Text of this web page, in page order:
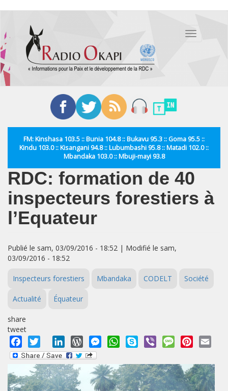
contenu
principal
Toggle
FM: Kinshasa 103.5 :: Bunia 104.8 :: Bukavu 95.3 :: Goma 95.5 ::
Kindu 103.0 :: Kisangani 94.8 :: Lubumbashi 95.8 :: Matadi 102.0 ::
Mbandaka 103.0 :: Mbuji-mayi 93.8
RDC: formation de 40
inspecteurs forestiers à
l’Equateur
Publié le sam, 03/09/2016 - 18:52 | Modifié le sam,
03/09/2016 - 18:52
Inspecteurs forestiers Mbandaka CODELT Société
Actualité Équateur
share
tweet
Facebook
Twitter LinkedInWordPressMessengerWhatsApp
Skype Viber MessagePinterest